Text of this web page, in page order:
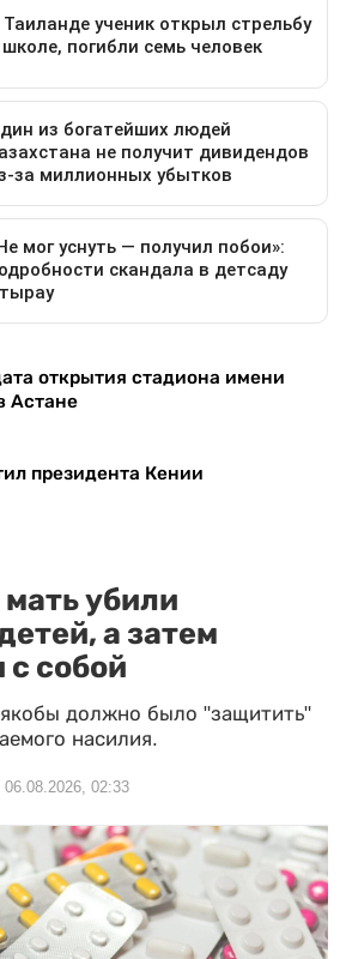
открытия стадиона имени
Астане
президента Кении
убили
а затем
с собой
должно было "защитить"
насилия.
06.08.2026, 02:33